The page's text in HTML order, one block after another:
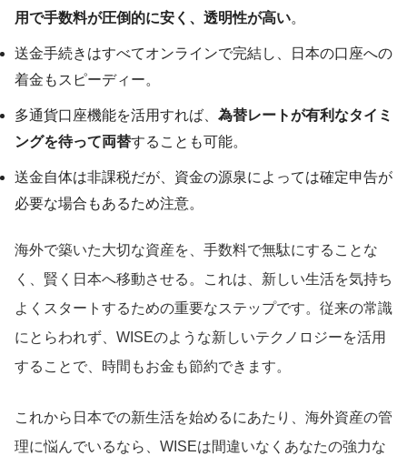
用で手数料が圧倒的に安く、透明性が高い。
送金手続きはすべてオンラインで完結し、日本の口座への
着金もスピーディー。
多通貨口座機能を活用すれば、 為替レートが有利なタイミ
ングを待って両替することも可能。
送金自体は非課税だが、資金の源泉によっては確定申告が
必要な場合もあるため注意。
海外で築いた大切な資産を、手数料で無駄にすることな
く、賢く日本へ移動させる。これは、新しい生活を気持ち
よくスタートするための重要なステップです。従来の常識
にとらわれず、WISEのような新しいテクノロジーを活用
することで、時間もお金も節約できます。
これから日本での新生活を始めるにあたり、海外資産の管
理に悩んでいるなら、WISEは間違いなくあなたの強力な